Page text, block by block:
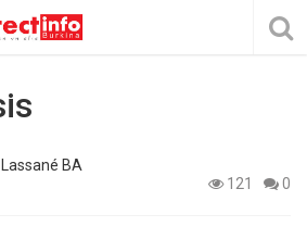
Lassané BA
121
0